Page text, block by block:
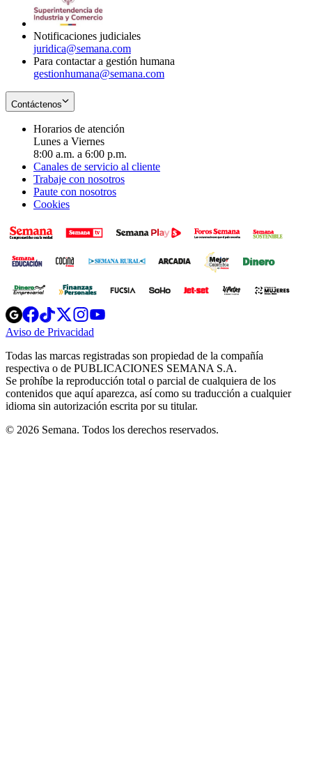
Notificaciones judiciales
juridica@semana.com
Para contactar a gestión humana
gestionhumana@semana.com
Contáctenos
Horarios de atención
Lunes a Viernes
8:00 a.m. a 6:00 p.m.
Canales de servicio al cliente
Trabaje con nosotros
Paute con nosotros
Cookies
Opens
in
new
Opens
in
new
Opens
in
new
window
Opens
new
windowwindow
Aviso de Privacidad
new
window
Todas las marcas registradas son propiedad de la compañía
respectiva o de PUBLICACIONES SEMANA S.A.
Se prohíbe la reproducción total o parcial de cualquiera de los
contenidos que aquí aparezca, así como su traducción a cualquier
idioma sin autorización escrita por su titular.
© 2026 Semana. Todos los derechos reservados.